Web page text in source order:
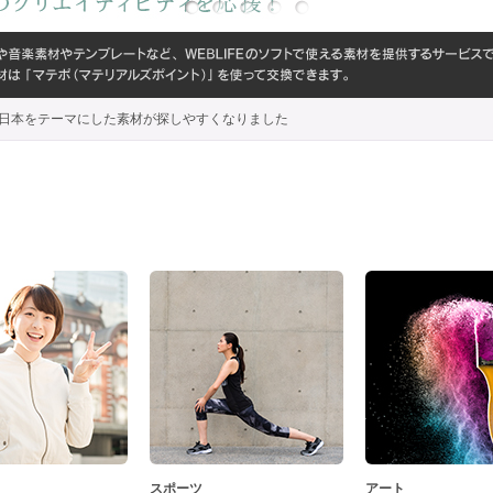
本をテーマにした素材が探しやすくなりました
スポーツ アート